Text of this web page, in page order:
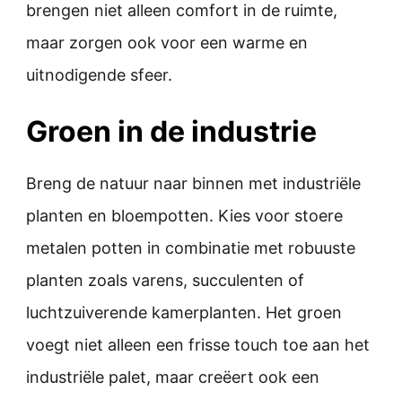
brengen niet alleen comfort in de ruimte,
maar zorgen ook voor een warme en
uitnodigende sfeer.
Groen in de industrie
Breng de natuur naar binnen met industriële
planten en bloempotten. Kies voor stoere
metalen potten in combinatie met robuuste
planten zoals varens, succulenten of
luchtzuiverende kamerplanten. Het groen
voegt niet alleen een frisse touch toe aan het
industriële palet, maar creëert ook een